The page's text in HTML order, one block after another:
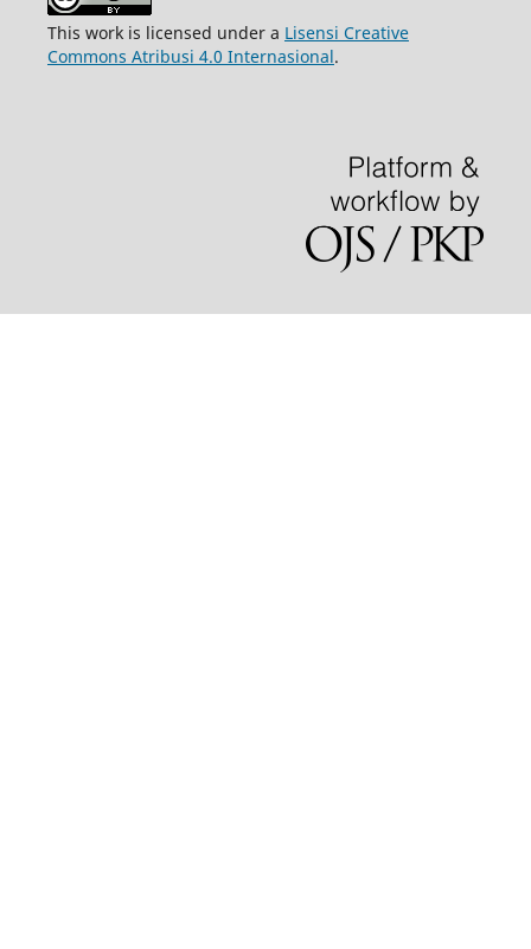
This work is licensed under a Lisensi Creative
Commons Atribusi 4.0 Internasional.